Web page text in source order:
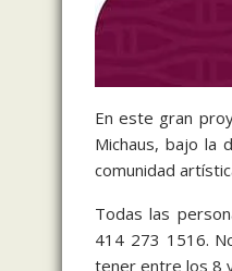
En este gran
Michaus, bajo la
comunidad
Todas las
414 273 1516.
tener entre los 8